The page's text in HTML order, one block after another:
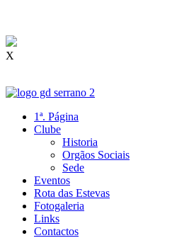
X
1ª. Página
Clube
Historia
Orgãos Sociais
Sede
Eventos
Rota das Estevas
Fotogaleria
Links
Contactos